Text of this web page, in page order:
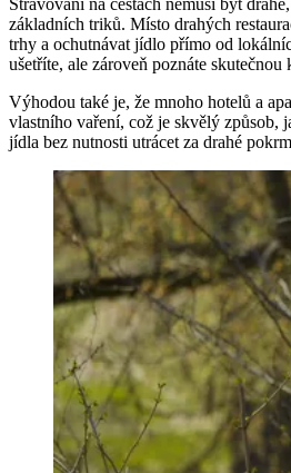
základních triků. Místo drahých
trhy a ochutnávat jídlo přímo od
ušetříte, ale zároveň poznáte skutečnou
Výhodou také je, že mnoho hotelů a
vlastního vaření, což je skvělý způsob,
jídla bez nutnosti utrácet za drahé